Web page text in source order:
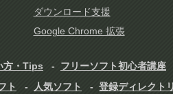
ダウンロード支援
Google Chrome 拡張
方・Tips
フリーソフト初心者講座
ト
人気ソフト
登録ディレクト